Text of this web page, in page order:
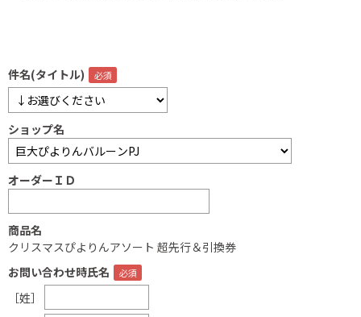
件名(タイトル)
ショップ名
オーダーＩＤ
商品名
クリスマスぴよりんアソート 超先行＆引換券
お問い合わせ時氏名
［姓］